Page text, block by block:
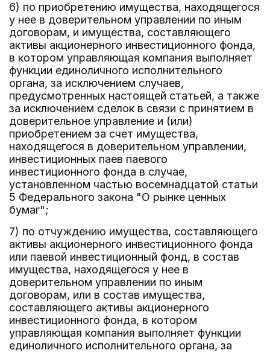
6) по приобретению имущества, находящегося
у нее в доверительном управлении по иным
договорам, и имущества, составляющего
активы акционерного инвестиционного фонда,
в котором управляющая компания выполняет
функции единоличного исполнительного
органа, за исключением случаев,
предусмотренных настоящей статьей, а также
за исключением сделок в связи с принятием в
доверительное управление и (или)
приобретением за счет имущества,
находящегося в доверительном управлении,
инвестиционных паев паевого
инвестиционного фонда в случае,
установленном частью восемнадцатой статьи
5 Федерального закона "О рынке ценных
бумаг";
7) по отчуждению имущества, составляющего
активы акционерного инвестиционного фонда
или паевой инвестиционный фонд, в состав
имущества, находящегося у нее в
доверительном управлении по иным
договорам, или в состав имущества,
составляющего активы акционерного
инвестиционного фонда, в котором
управляющая компания выполняет функции
единоличного исполнительного органа, за